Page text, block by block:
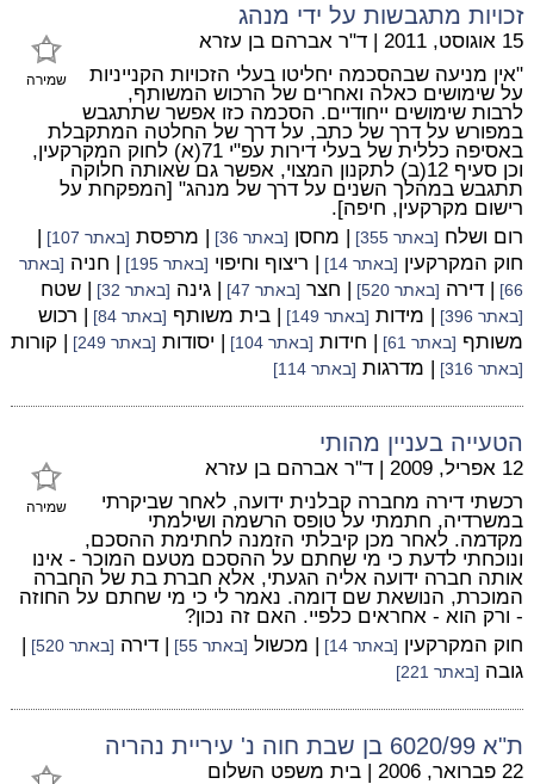
זכויות מתגבשות על ידי מנהג
שמירה
15 אוגוסט, 2011 | ד"ר אברהם בן עזרא
"אין מניעה שבהסכמה יחליטו בעלי הזכויות הקנייניות
על שימושים כאלה ואחרים של הרכוש המשותף,
לרבות שימושים ייחודיים. הסכמה כזו אפשר שתתגבש
במפורש על דרך של כתב, על דרך של החלטה המתקבלת
באסיפה כללית של בעלי דירות עפ"י 71(א) לחוק המקרקעין,
וכן סעיף 12(ב) לתקנון המצוי, אפשר גם שאותה חלוקה
תתגבש במהלך השנים על דרך של מנהג" [המפקחת על
רישום מקרקעין, חיפה].
רום ושלח [באתר 355] | מחסן [באתר 36] | מרפסת [באתר 107]
|
חוק המקרקעין [באתר 14] | ריצוף וחיפוי [באתר 195] | חניה [באתר
66]
| דירה [באתר 520] | חצר [באתר 47] | גינה [באתר 32] | שטח
[באתר 396] | מידות [באתר 149] | בית משותף [באתר 84]
| רכוש
משותף [באתר 61] | חידות [באתר 104] | יסודות [באתר 249] | קורות
[באתר 316] | מדרגות [באתר 114]
הטעייה בעניין מהותי
שמירה
12 אפריל, 2009 | ד"ר אברהם בן עזרא
רכשתי דירה מחברה קבלנית ידועה, לאחר שביקרתי
במשרדיה, חתמתי על טופס הרשמה ושילמתי
מקדמה. לאחר מכן קיבלתי הזמנה לחתימת ההסכם,
ונוכחתי לדעת כי מי שחתם על ההסכם מטעם המוכר - אינו
אותה חברה ידועה אליה הגעתי, אלא חברת בת של החברה
המוכרת, הנושאת שם דומה. נאמר לי כי מי שחתם על החוזה
- ורק הוא - אחראים כלפיי. האם זה נכון?
חוק המקרקעין [באתר 14] | מכשול [באתר 55] | דירה [באתר 520]
|
גובה [באתר 221]
ת"א 6020/99 בן שבת חוה נ' עיריית נהריה
22 פברואר, 2006 | בית משפט השלום